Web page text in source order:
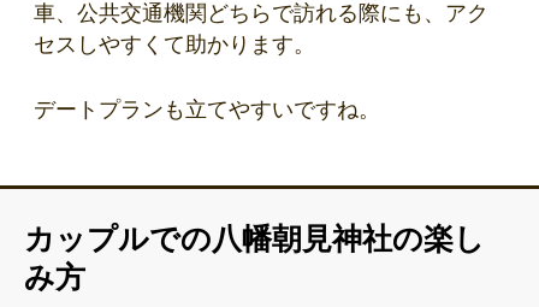
車、公共交通機関どちらで訪れる際にも、アク
セスしやすくて助かります。
デートプランも立てやすいですね。
カップルでの八幡朝見神社の楽し
み方